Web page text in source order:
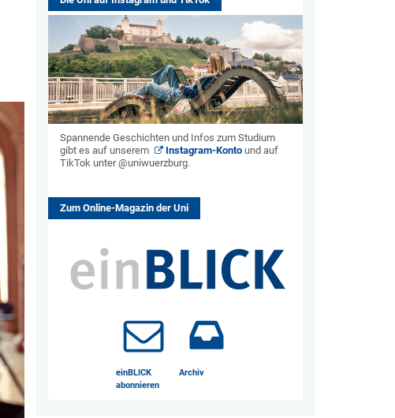
Spannende Geschichten und Infos zum Studium
gibt es auf unserem
Instagram-Konto und auf
TikTok unter @uniwuerzburg.
Zum Online-Magazin der Uni
einBLICK
abonnieren
Archiv